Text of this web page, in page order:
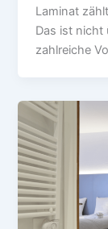
Laminat
Das ist nicht
zahlreiche